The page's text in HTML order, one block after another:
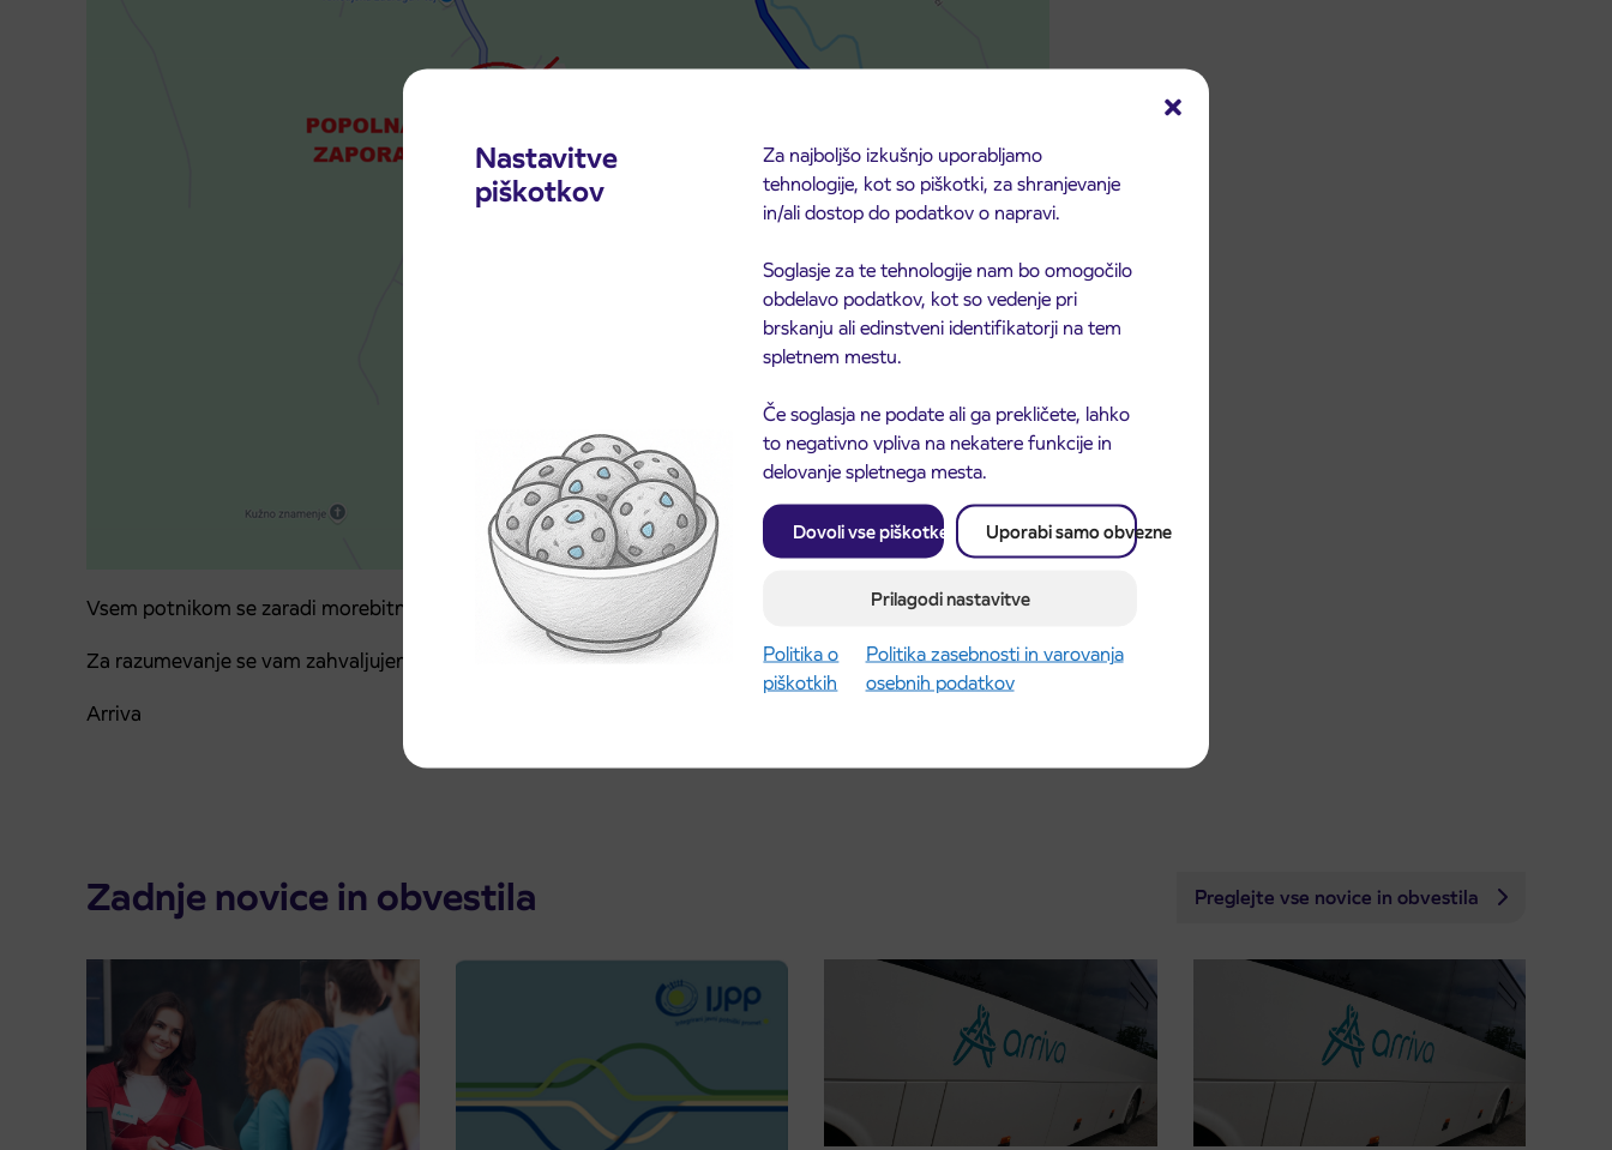
Nastavitve
piškotkov
Za najboljšo izkušnjo uporabljamo
tehnologije, kot so piškotki, za shranjevanje
in/ali dostop do podatkov o napravi.
Soglasje za te tehnologije nam bo omogočilo
obdelavo podatkov, kot so vedenje pri
brskanju ali edinstveni identifikatorji na tem
spletnem mestu.
Če soglasja ne podate ali ga prekličete, lahko
to negativno vpliva na nekatere funkcije in
delovanje spletnega mesta.
Dovoli vse piškotke Uporabi samo obvezne
Prilagodi nastavitve
Politika o
piškotkih
Politika zasebnosti in varovanja
osebnih podatkov
Vsem potnikom se zaradi morebitnih nevšečnosti opravičujemo.
Za razumevanje se vam zahvaljujemo.
Arriva
Zadnje novice in obvestila Preglejte vse novice in obvestila